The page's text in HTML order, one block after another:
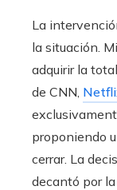
La
la situación.
adquirir la
de CNN,
proponiendo
cerrar. La
decantó por